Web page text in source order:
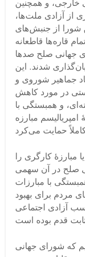
خارجی، و همچنین
از آزادی ملت‌ها،
شورا از جنبش‌های
قاره‌ها قاطعانه
جهانی صلح صدها
شدند. این
جماهیر شوروی و
در مورد کاهش
و همبستگی با
مبارزه
مبارزهٔ کارگری را
صلح در آن سهمی
با مبارزات
مردم برای بهبود
آزادی اجتماعی
که شورای جهانی